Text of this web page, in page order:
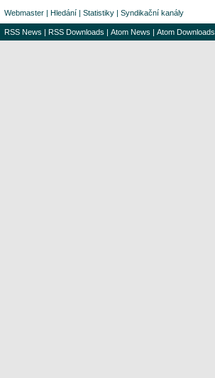
Webmaster | Hledání | Statistiky | Syndikační kanály
RSS News | RSS Downloads | Atom News | Atom Downloads